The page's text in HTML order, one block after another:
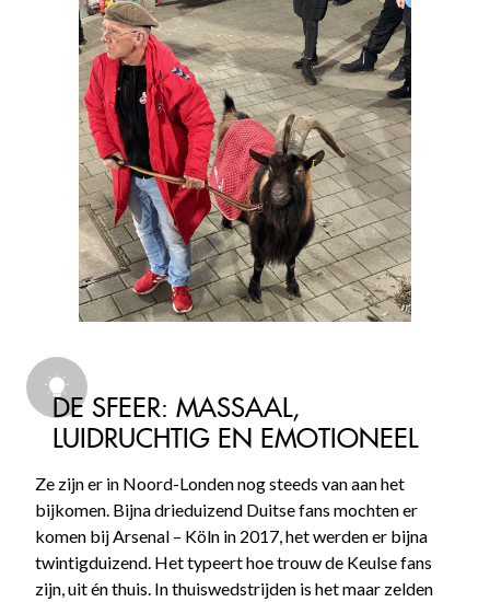
DE SFEER: MASSAAL,
LUIDRUCHTIG EN EMOTIONEEL
Ze zijn er in Noord-Londen nog steeds van aan het
bijkomen. Bijna drieduizend Duitse fans mochten er
komen bij Arsenal – Köln in 2017, het werden er bijna
twintigduizend. Het typeert hoe trouw de Keulse fans
zijn, uit én thuis. In thuiswedstrijden is het maar zelden